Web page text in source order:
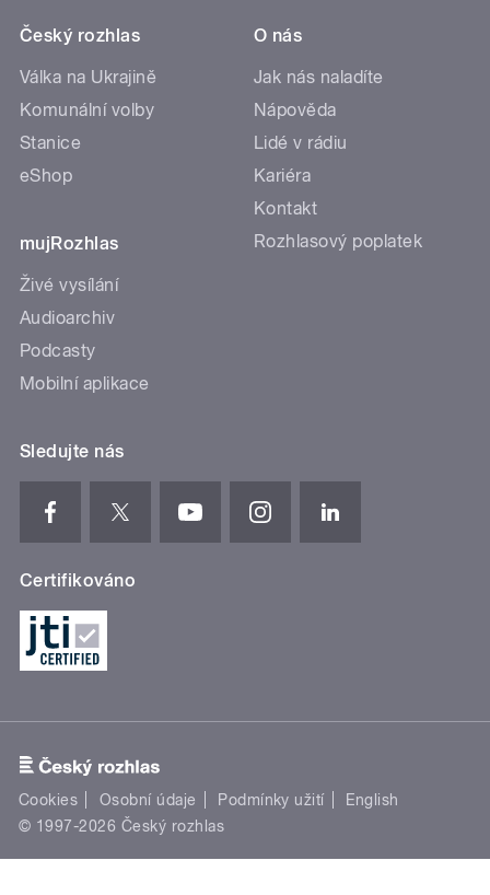
Český rozhlas
Válka na Ukrajině
Komunální volby
Stanice
eShop
mujRozhlas
Živé vysílání
Audioarchiv
Podcasty
Mobilní aplikace
O nás
Jak nás naladíte
Nápověda
Lidé v rádiu
Kariéra
Kontakt
Rozhlasový poplatek
Sledujte nás
Certifikováno
Cookies Osobní údaje Podmínky užití
English
© 1997-2026 Český rozhlas